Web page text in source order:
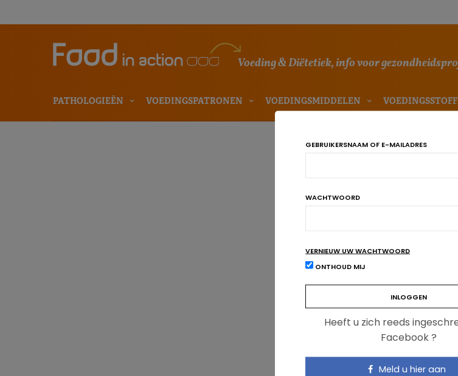
Voeding & Diëtetiek, info voor
PATHOLOGIEËN VOEDINGSPATRONEN VOEDINGSMIDDELEN
GEBRUIKERSNAAM OF E-MAILADRES
WACHTWOORD
VERNIEUW UW WACHTWOORD
ONTHOUD MIJ
Heeft u zich reeds
Facebook ?
Meld u hier aan